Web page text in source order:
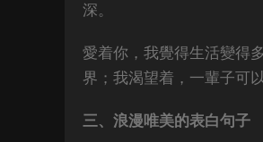
深。
愛着你，我覺得生活變得
界；我渴望着，一輩子可
三、浪漫唯美的表白句子